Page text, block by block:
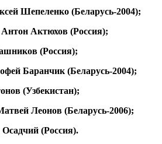
Шепеленко (Беларусь-2004);
Антон Актюхов (Россия);
(Россия);
Баранчик (Беларусь-2004);
(Узбекистан);
Леонов (Беларусь-2006);
(Россия).